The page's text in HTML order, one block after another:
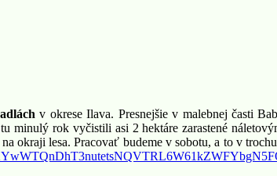
v okrese Ilava. Presnejšie v malebnej časti
minulý rok vyčistili asi 2 hektáre zarastené
na okraji lesa. Pracovať budeme v sobotu, a to v